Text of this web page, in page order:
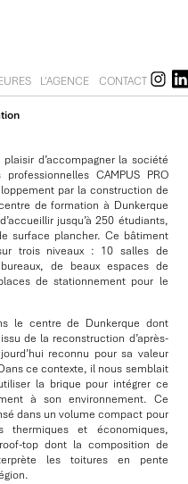
L'AGENCE CONTACT
d’accompagner la société
CAMPUS PRO
par la construction de
de formation à Dunkerque
jusqu’à 250 étudiants,
surface plancher. Ce bâtiment
trois niveaux : 10 salles de
de beaux espaces de
de stationnement pour le
le centre de Dunkerque dont
de la reconstruction d’après-
reconnu pour sa valeur
ce contexte, il nous semblait
la brique pour intégrer ce
à son environnement. Ce
dans un volume compact pour
thermiques et économiques,
top dont la composition de
les toitures en pente